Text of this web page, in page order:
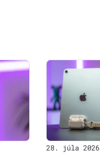
28. júla 2026